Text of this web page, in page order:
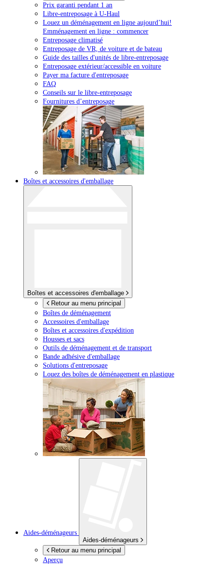
Prix garanti pendant 1 an
Libre-entreposage à U-Haul
Louez un déménagement en ligne aujourd’hui!
Emménagement en ligne : commencer
Entreposage climatisé
Entreposage de VR, de voiture et de bateau
Guide des tailles d'unités de libre-entreposage
Entreposage extérieur/accessible en voiture
Payer ma facture d'entreposage
FAQ
Conseils sur le libre-entreposage
Fournitures d’entreposage
Boîtes et accessoires d'emballage
Boîtes et accessoires d'emballage
Retour au menu principal
Boîtes de déménagement
Accessoires d'emballage
Boîtes et accessoires d'expédition
Housses et sacs
Outils de déménagement et de transport
Bande adhésive d'emballage
Solutions d'entreposage
Louez des boîtes de déménagement en plastique
Aides-déménageurs
Aides-déménageurs
Retour au menu principal
Aperçu